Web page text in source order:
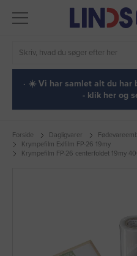
· ☀️ Vi har samlet alt du har
- klik her og
Forside Dagligvarer
Krympefilm Exlfilm FP-26 19my
Krympefilm FP-26 centerfoldet 19my